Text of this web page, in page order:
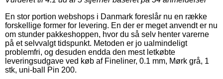
En stor portion webshops i Danmark foreslår nu en række
forskellige former for levering. En der er meget anvendt er nu
om stunder pakkeshoppen, hvor du så selv henter varerne
på et selvvalgt tidspunkt. Metoden er jo ualmindeligt
problemfri, og desuden endda den mest letkøbte
leveringsudgave ved køb af Fineliner, 0.1 mm, Mørk grå, 1
stk, uni-ball Pin 200.